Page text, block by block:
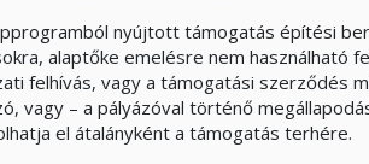
nyújtott támogatás építési
alaptőke emelésre nem használható
felhívás, vagy a támogatási szerződés
vagy – a pályázóval történő
el átalányként a támogatás terhére.